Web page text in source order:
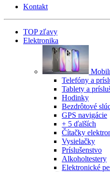
Kontakt
TOP zľavy
Elektronika
Telefóny a
Tablety a
Hodinky
Bezdrôtové
GPS navigácie
+ 5 ďalších
Čítačky
Vysielačky
Príslušenstvo
Alkoholtestery
Elektronické